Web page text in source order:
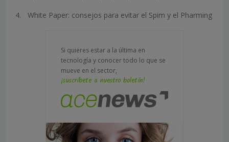
White Paper: consejos para evitar el Spim y el Pharming
Si quieres estar a la última en
tecnología y conocer todo lo que se
mueve en el sector,
¡suscríbete a nuestro boletín!